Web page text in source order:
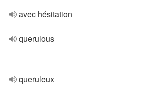
avec hésitation
querulous
queruleux